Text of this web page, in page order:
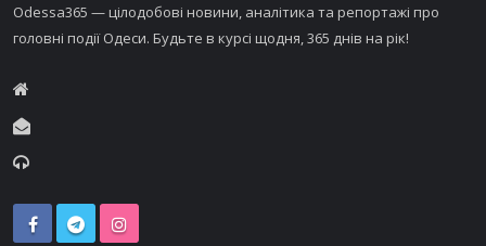
Odessa365 — цілодобові новини, аналітика та репортажі про
головні події Одеси. Будьте в курсі щодня, 365 днів на рік!